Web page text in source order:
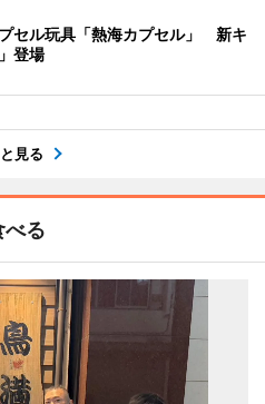
セル玩具「熱海カプセル」 新キ
登場
見る
べる